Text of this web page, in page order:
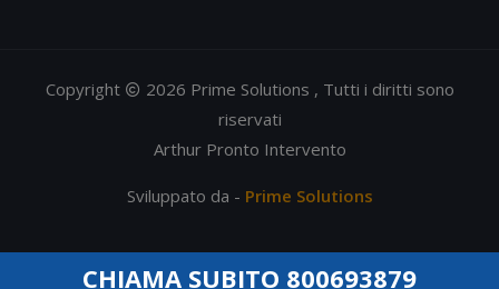
CHIAMA SUBITO 800693879
Copyright
2026 Prime Solutions , Tutti i diritti sono
riservati
Arthur Pronto Intervento
Sviluppato da - Prime Solutions